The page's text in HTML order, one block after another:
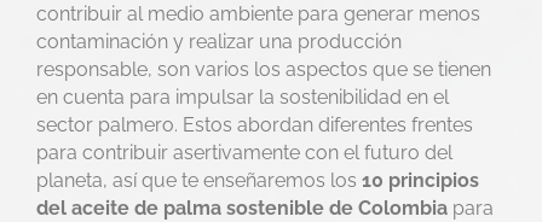
contribuir al medio ambiente para generar menos
contaminación y realizar una producción
responsable, son varios los aspectos que se tienen
en cuenta para impulsar la sostenibilidad en el
sector palmero. Estos abordan diferentes frentes
para contribuir asertivamente con el futuro del
planeta, así que te enseñaremos los 10 principios
del aceite de palma sostenible de Colombia para